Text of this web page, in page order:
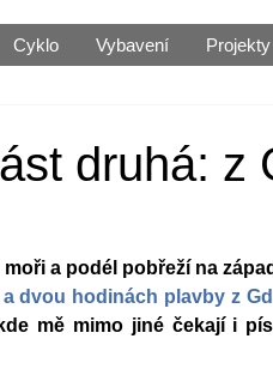
Cyklo Vybavení Projekty
druhá: z
a podél pobřeží na
a dvou hodinách plavby z
mě mimo jiné čekají i